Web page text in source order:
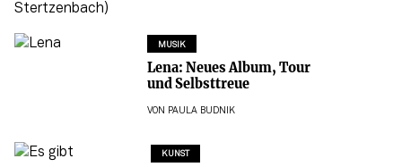
MUSIK
Lena: Neues Album, Tour
und Selbsttreue
VON PAULA BUDNIK
KUNST